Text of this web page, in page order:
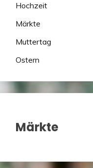
Hochzeit
Märkte
Muttertag
Ostern
Märkte